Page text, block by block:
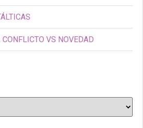
CONFLICTO VS NOVEDAD